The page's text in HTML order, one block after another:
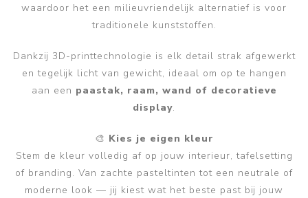
waardoor het een milieuvriendelijk alternatief is voor
traditionele kunststoffen.
Dankzij 3D-printtechnologie is elk detail strak afgewerkt
en tegelijk licht van gewicht, ideaal om op te hangen
aan een paastak, raam, wand of decoratieve
display.
🎨 Kies je eigen kleur
Stem de kleur volledig af op jouw interieur, tafelsetting
of branding. Van zachte pasteltinten tot een neutrale of
moderne look — jij kiest wat het beste past bij jouw